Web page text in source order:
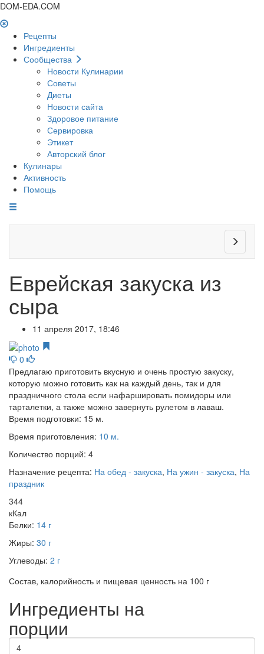
DOM-EDA.COM
Рецепты
Ингредиенты
Сообщества
Новости Кулинарии
Советы
Диеты
Новости сайта
Здоровое питание
Сервировка
Этикет
Авторский блог
Кулинары
Активность
Помощь
Еврейская закуска из
сыра
11 апреля 2017, 18:46
0
Предлагаю приготовить вкусную и очень простую закуску,
которую можно готовить как на каждый день, так и для
праздничного стола если нафаршировать помидоры или
тарталетки, а также можно завернуть рулетом в лаваш.
Время подготовки: 15 м.
Время приготовления: 10 м.
Количество порций: 4
Назначение рецепта: На обед - закуска, На ужин - закуска, На
праздник
344
кКал
Белки: 14 г
Жиры: 30 г
Углеводы: 2 г
Состав, калорийность и пищевая ценность на 100 г
Ингредиенты на
порции